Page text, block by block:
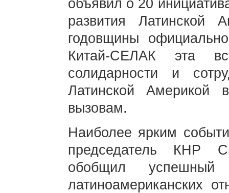
объявил о 20
развития Латинской
годовщины
Китай-СЕЛАК эта
солидарности и
Латинской Америкой
вызовам.
Наиболее ярким
председатель КНР
обобщил успешный
латиноамериканских